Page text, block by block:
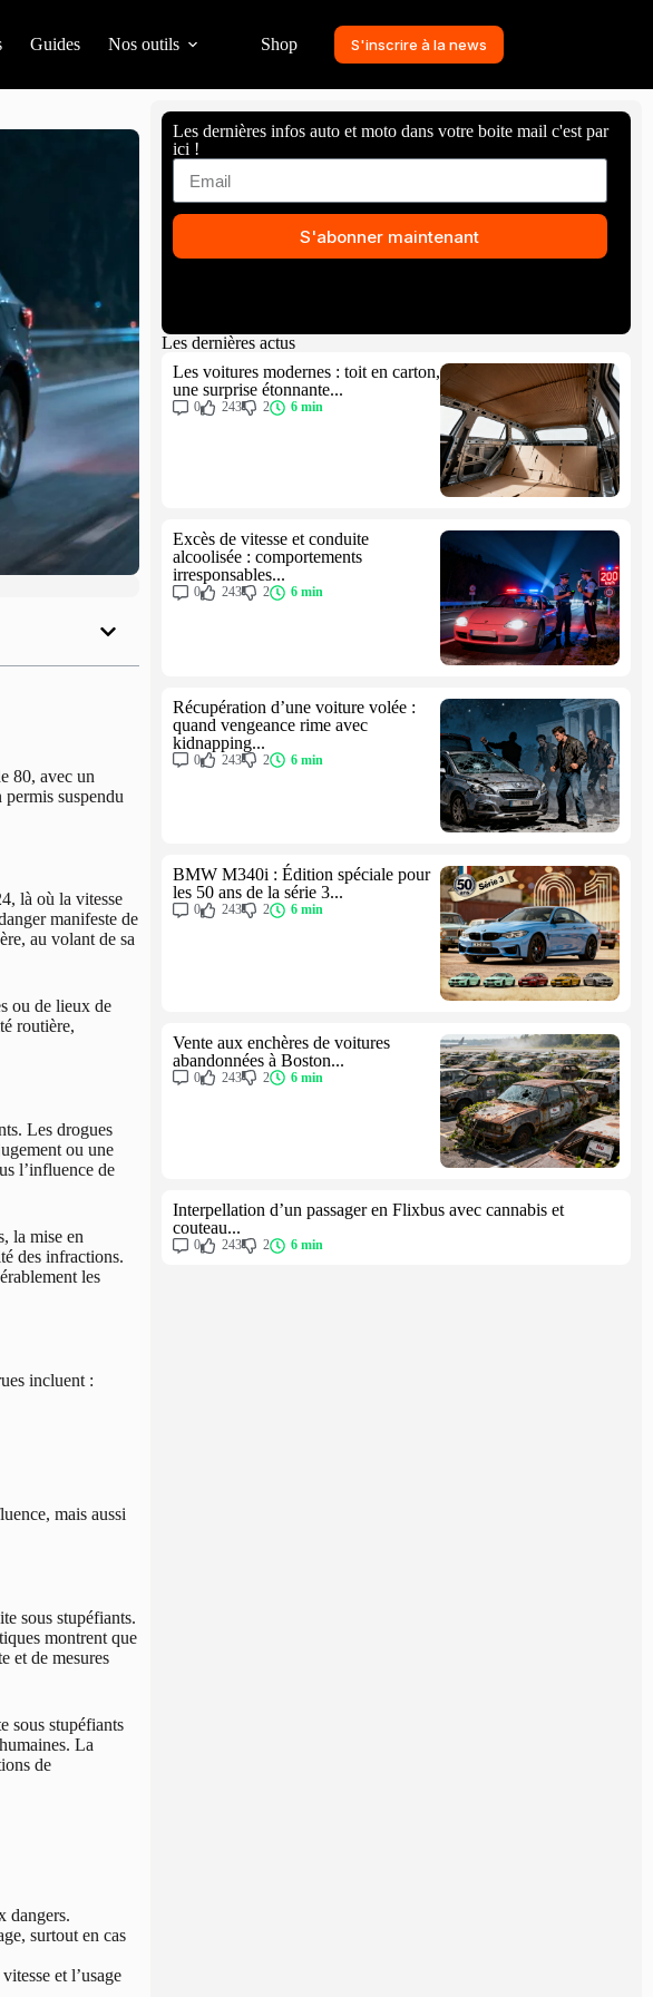
Guides Nos outils Shop S'inscrire à la news
80, avec un
suspendu
là où la vitesse
manifeste de
au volant de sa
ou de lieux de
routière,
Les drogues
ou une
l’influence de
la mise en
des infractions.
les
incluent :
mais aussi
sous stupéfiants.
montrent que
et de mesures
sous stupéfiants
La
de
dangers.
surtout en cas
et l’usage
Les dernières infos auto et moto dans votre boite mail c'est par
ici !
S'abonner maintenant
Les dernières actus
Les voitures modernes : toit en carton,
une surprise étonnante...
0 243 2 6 min
Excès de vitesse et conduite
alcoolisée : comportements
irresponsables...
0 243 2 6 min
Récupération d’une voiture volée :
quand vengeance rime avec
kidnapping...
0 243 2 6 min
BMW M340i : Édition spéciale pour
les 50 ans de la série 3...
0 243 2 6 min
Vente aux enchères de voitures
abandonnées à Boston...
0 243 2 6 min
Interpellation d’un passager en Flixbus avec cannabis et
couteau...
0 243 2 6 min